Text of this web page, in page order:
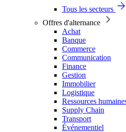
Tous les secteurs
Offres d'alternance
Achat
Banque
Commerce
Communication
Finance
Gestion
Immobilier
Logistique
Ressources
Supply Chain
Transport
Événementiel